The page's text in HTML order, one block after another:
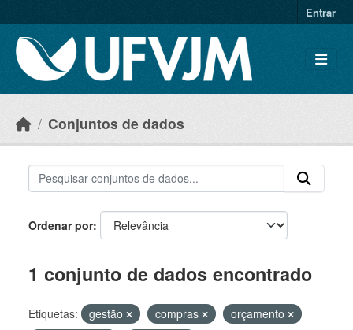
Entrar
Conjuntos de dados
Ordenar por
1 conjunto de dados encontrado
Etiquetas: gestão compras
orçamento